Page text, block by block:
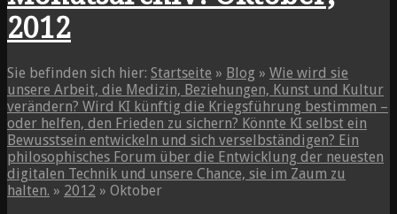
2012
Sie befinden sich hier: Startseite » Blog » Wie wird sie
unsere Arbeit, die Medizin, Beziehungen, Kunst und Kultur
verändern? Wird KI künftig die Kriegsführung bestimmen –
oder helfen, den Frieden zu sichern? Könnte KI selbst ein
Bewusstsein entwickeln und sich verselbständigen? Ein
philosophisches Forum über die Entwicklung der neuesten
digitalen Technik und unsere Chance, sie im Zaum zu
halten. » 2012 » Oktober